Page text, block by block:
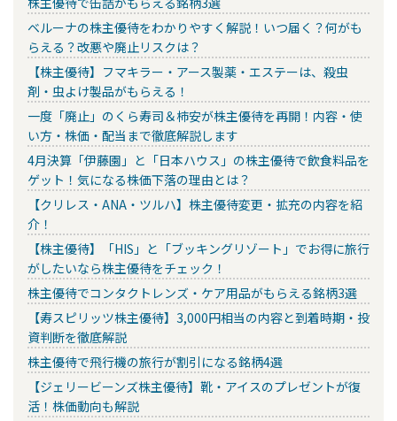
ベルーナの株主優待をわかりやすく解説！いつ届く？何がも
らえる？改悪や廃止リスクは？
【株主優待】フマキラー・アース製薬・エステーは、殺虫
剤・虫よけ製品がもらえる！
一度「廃止」のくら寿司＆柿安が株主優待を再開！内容・使
い方・株価・配当まで徹底解説します
4月決算「伊藤園」と「日本ハウス」の株主優待で飲食料品を
ゲット！気になる株価下落の理由とは？
【クリレス・ANA・ツルハ】株主優待変更・拡充の内容を紹
介！
【株主優待】「HIS」と「ブッキングリゾート」でお得に旅行
がしたいなら株主優待をチェック！
株主優待でコンタクトレンズ・ケア用品がもらえる銘柄3選
【寿スピリッツ株主優待】3,000円相当の内容と到着時期・投
資判断を徹底解説
株主優待で飛行機の旅行が割引になる銘柄4選
【ジェリービーンズ株主優待】靴・アイスのプレゼントが復
活！株価動向も解説